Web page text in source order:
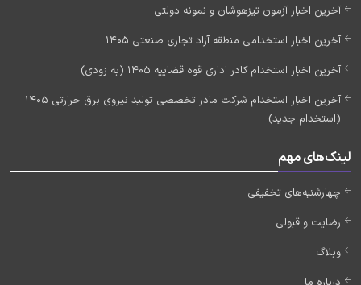
آخرین اخبار آزمون تیزهوشان و نمونه دولتی
آخرین اخبار استخدامی منطقه آزاد تجاری صنعتی 1405
آخرین اخبار استخدام کادر اداری قوه قضاییه 1405 (به زودی)
آخرین اخبار استخدام شرکت مادر تخصصی تولید نیروی برق حرارتی 1405
(استخدام جدید)
لینک‌های مهم
چهارشنبه‌های تخفیفی
رضایت و قبولی
وبلاگ